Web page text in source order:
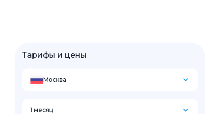
Тарифы и цены
Москва
1 месяц